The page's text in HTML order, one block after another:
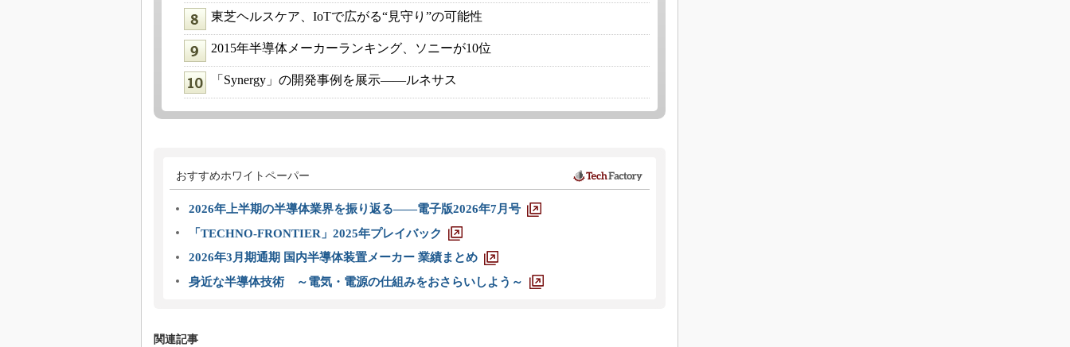
東芝ヘルスケア、IoTで広がる“見守り”の可能性
2015年半導体メーカーランキング、ソニーが10位
「Synergy」の開発事例を展示――ルネサス
おすすめホワイトペーパー
2026年上半期の半導体業界を振り返る――電子版2026年7月号
「TECHNO-FRONTIER」2025年プレイバック
2026年3月期通期 国内半導体装置メーカー 業績まとめ
身近な半導体技術 ～電気・電源の仕組みをおさらいしよう～
関連記事